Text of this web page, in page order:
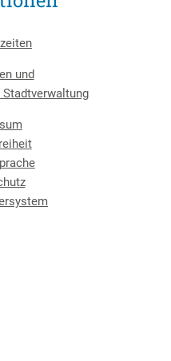
und
Stadtverwaltung